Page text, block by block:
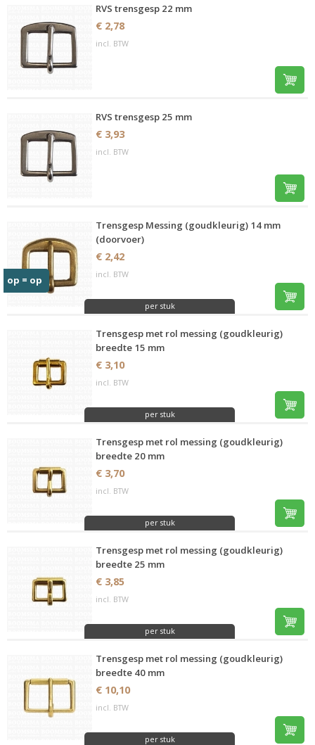
RVS trensgesp 22 mm
€ 2,78
incl. BTW
RVS trensgesp 25 mm
€ 3,93
incl. BTW
op = op
Trensgesp Messing (goudkleurig) 14 mm
(doorvoer)
€ 2,42
incl. BTW
per stuk
Trensgesp met rol messing (goudkleurig)
breedte 15 mm
€ 3,10
incl. BTW
per stuk
Trensgesp met rol messing (goudkleurig)
breedte 20 mm
€ 3,70
incl. BTW
per stuk
Trensgesp met rol messing (goudkleurig)
breedte 25 mm
€ 3,85
incl. BTW
per stuk
Trensgesp met rol messing (goudkleurig)
breedte 40 mm
€ 10,10
incl. BTW
per stuk